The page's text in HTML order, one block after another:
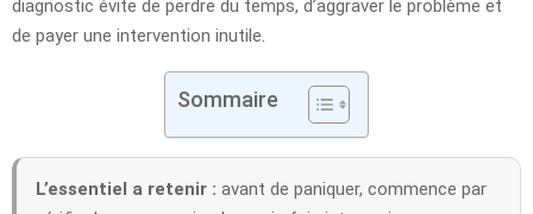
diagnostic évite de perdre du temps, d’aggraver le problème et
de payer une intervention inutile.
Sommaire
L’essentiel a retenir : avant de paniquer, commence par